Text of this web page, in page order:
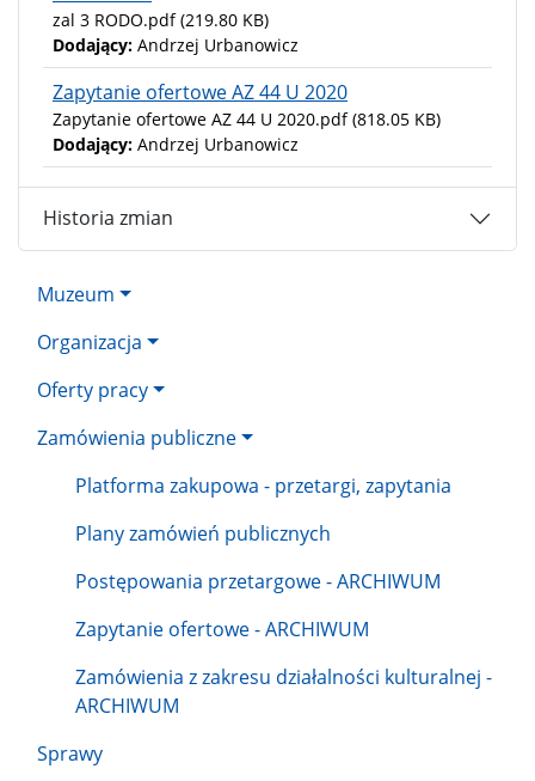
Muzeum
Organizacja
Oferty pracy
Zamówienia publiczne
Platforma zakupowa - przetargi, zapytania
Plany zamówień publicznych
Postępowania przetargowe - ARCHIWUM
Zapytanie ofertowe - ARCHIWUM
Zamówienia z zakresu działalności kulturalnej -
ARCHIWUM
Sprawy
zal 3 RODO.pdf (219.80 KB)
Dodający: Andrzej Urbanowicz
Zapytanie ofertowe AZ 44 U 2020
Zapytanie ofertowe AZ 44 U 2020.pdf (818.05 KB)
Dodający: Andrzej Urbanowicz
Historia zmian